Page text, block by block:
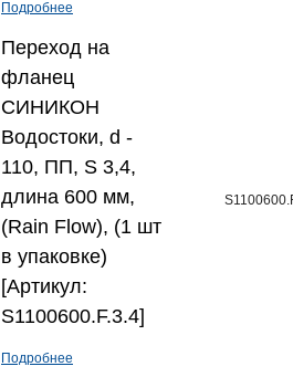
Подробнее
Переход на
фланец
СИНИКОН
Водостоки, d -
110, ПП, S 3,4,
длина 600 мм,
(Rain Flow), (1 шт
в упаковке)
[Артикул:
S1100600.F.3.4]
Подробнее